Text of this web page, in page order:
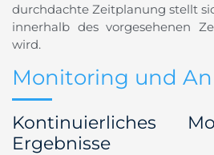
durchdachte Zeitplanung stellt
innerhalb des vorgesehenen
wird.
Monitoring und
Kontinuierliches
Ergebnisse